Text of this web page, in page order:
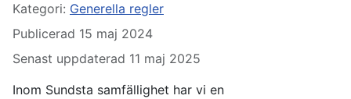
Kategori: Generella regler
Publicerad 15 maj 2024
Senast uppdaterad 11 maj 2025
Inom Sundsta samfällighet har vi en